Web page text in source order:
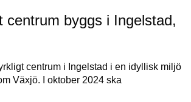
centrum byggs i Ingelstad,
centrum i Ingelstad i en idyllisk miljö
Växjö. I oktober 2024 ska